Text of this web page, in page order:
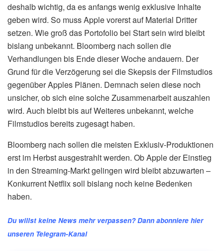
deshalb wichtig, da es anfangs wenig exklusive Inhalte
geben wird. So muss Apple vorerst auf Material Dritter
setzen. Wie groß das Portofolio bei Start sein wird bleibt
bislang unbekannt. Bloomberg nach sollen die
Verhandlungen bis Ende dieser Woche andauern. Der
Grund für die Verzögerung sei die Skepsis der Filmstudios
gegenüber Apples Plänen. Demnach seien diese noch
unsicher, ob sich eine solche Zusammenarbeit auszahlen
wird. Auch bleibt bis auf Weiteres unbekannt, welche
Filmstudios bereits zugesagt haben.
Bloomberg nach sollen die meisten Exklusiv-Produktionen
erst im Herbst ausgestrahlt werden. Ob Apple der Einstieg
in den Streaming-Markt gelingen wird bleibt abzuwarten –
Konkurrent Netflix soll bislang noch keine Bedenken
haben.
Du willst keine News mehr verpassen? Dann abonniere hier
unseren Telegram-Kanal